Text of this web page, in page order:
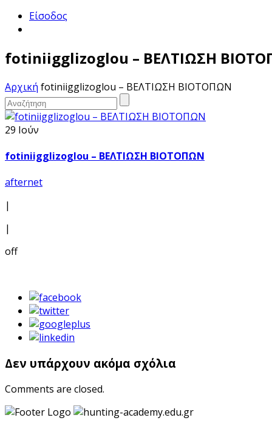
Είσοδος
fotiniigglizoglou – ΒΕΛΤΙΩΣΗ
Αρχική fotiniigglizoglou – ΒΕΛΤΙΩΣΗ ΒΙΟΤΟΠΩΝ
29 Ιούν
fotiniigglizoglou – ΒΕΛΤΙΩΣΗ ΒΙΟΤΟΠΩΝ
afternet
|
|
off
Δεν υπάρχουν ακόμα σχόλια
Comments are closed.